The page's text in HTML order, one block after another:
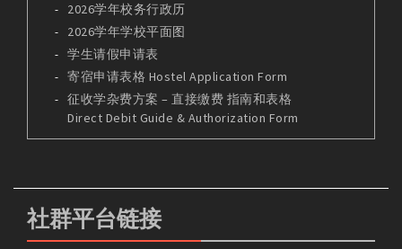
2026学年校务行政历
2026学年学校平面图
学生请假申请表
寄宿申请表格 Hostel Application Form
征收学杂费方案 – 直接缴费 指南和表格
Direct Debit Guide & Authorization Form
社群平台链接